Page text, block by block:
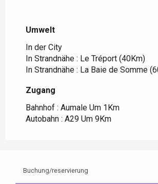
Umwelt
Umwelt
In der City
In Strandnähe : Le Tréport (40Km)
In Strandnähe : La Baie de Somme
Zugang
Zugang
Bahnhof : Aumale Um 1Km
Autobahn : A29 Um 9Km
Buchung/reservierung